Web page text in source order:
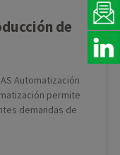
de
Automatización
permite
demandas de